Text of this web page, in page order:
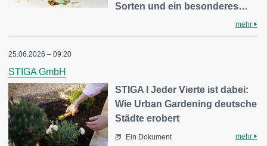
Sorten und ein besonderes…
mehr
25.06.2026 – 09:20
STIGA GmbH
STIGA I Jeder Vierte ist dabei:
Wie Urban Gardening deutsche
Städte erobert
Ein Dokument mehr